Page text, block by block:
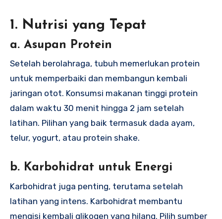
1. Nutrisi yang Tepat
a. Asupan Protein
Setelah berolahraga, tubuh memerlukan protein
untuk memperbaiki dan membangun kembali
jaringan otot. Konsumsi makanan tinggi protein
dalam waktu 30 menit hingga 2 jam setelah
latihan. Pilihan yang baik termasuk dada ayam,
telur, yogurt, atau protein shake.
b. Karbohidrat untuk Energi
Karbohidrat juga penting, terutama setelah
latihan yang intens. Karbohidrat membantu
mengisi kembali glikogen yang hilang. Pilih sumber